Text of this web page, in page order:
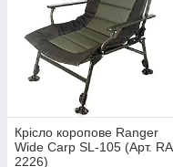
Крiсло коропове Ranger
Wide Carp SL-105 (Арт. RA
2226)